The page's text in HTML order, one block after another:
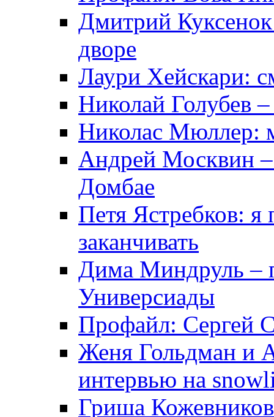
Дмитрий
дворе
Лаури Хейскари:
Николай Голубев
Николас Мюллер:
Андрей Москвин –
Домбае
Петя Ястребков:
заканчивать
Дима Миндруль –
Универсиады
Профайл: Сергей
Женя Гольдман и
интервью на
Гриша